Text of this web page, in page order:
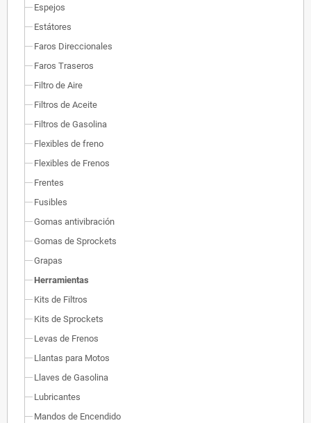
Espejos
Estátores
Faros Direccionales
Faros Traseros
Filtro de Aire
Filtros de Aceite
Filtros de Gasolina
Flexibles de freno
Flexibles de Frenos
Frentes
Fusibles
Gomas antivibración
Gomas de Sprockets
Grapas
Herramientas
Kits de Filtros
Kits de Sprockets
Levas de Frenos
Llantas para Motos
Llaves de Gasolina
Lubricantes
Mandos de Encendido